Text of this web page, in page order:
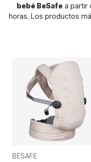
bebé BeSafea partir
horas. Los productos
BESAFE